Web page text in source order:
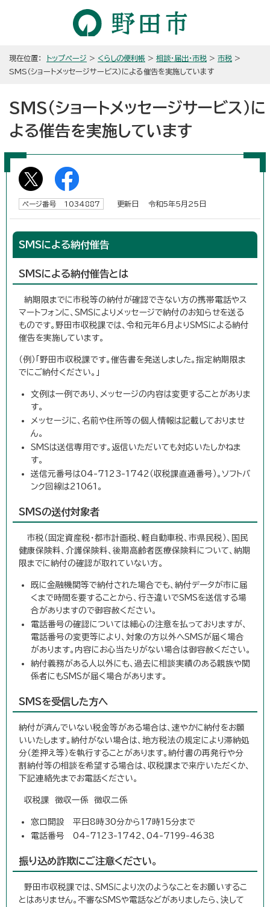
現在位置： トップページ > くらしの便利帳 > 相談・届出・市税 > 市税 >
SMS（ショートメッセージサービス）による催告を実施しています
SMS（ショートメッセージサービス）に
よる催告を実施しています
ページ番号 1034887 更新日 令和5年5月25日
SMSによる納付催告
SMSによる納付催告とは
納期限までに市税等の納付が確認できない方の携帯電話やス
マートフォンに、SMSによりメッセージで納付のお知らせを送る
ものです。野田市収税課では、令和元年6月よりSMSによる納付
催告を実施しています。
（例）「野田市収税課です。催告書を発送しました。指定納期限ま
でにご納付ください。」
文例は一例であり、メッセージの内容は変更することがありま
す。
メッセージに、名前や住所等の個人情報は記載しておりませ
ん。
SMSは送信専用です。返信いただいても対応いたしかねま
す。
送信元番号は04-7123-1742（収税課直通番号）。ソフトバ
ンク回線は21061。
SMSの送付対象者
市税（固定資産税・都市計画税、軽自動車税、市県民税）、国民
健康保険料、介護保険料、後期高齢者医療保険料について、納期
限までに納付の確認が取れていない方。
既に金融機関等で納付された場合でも、納付データが市に届
くまで時間を要することから、行き違いでSMSを送信する場
合がありますので御容赦ください。
電話番号の確認については細心の注意を払っておりますが、
電話番号の変更等により、対象の方以外へSMSが届く場合
があります。内容にお心当たりがない場合は御容赦ください。
納付義務がある人以外にも、過去に相談実績のある親族や関
係者にもSMSが届く場合があります。
SMSを受信した方へ
納付が済んでいない税金等がある場合は、速やかに納付をお願
いいたします。納付がない場合は、地方税法の規定により滞納処
分（差押え等）を執行することがあります。納付書の再発行や分
割納付等の相談を希望する場合は、収税課まで来庁いただくか、
下記連絡先までお電話ください。
収税課 徴収一係 徴収二係
窓口開設 平日8時30分から17時15分まで
電話番号 04-7123-1742、04-7199-4638
振り込め詐欺にご注意ください。
野田市収税課では、SMSにより次のようなことをお願いするこ
とはありません。不審なSMSや電話などがありましたら、決して